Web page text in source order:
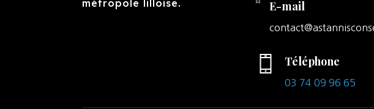
métropole lilloise.
E-mail
Téléphone
03 74 09 96 65